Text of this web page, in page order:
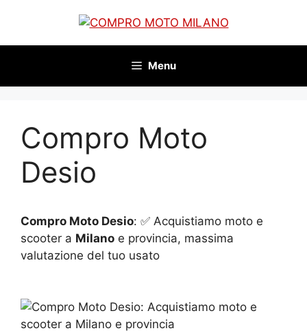
contenuto
Menu
Compro Moto
Desio
Compro Moto Desio: ✅ Acquistiamo moto e
scooter a Milano e provincia, massima
valutazione del tuo usato